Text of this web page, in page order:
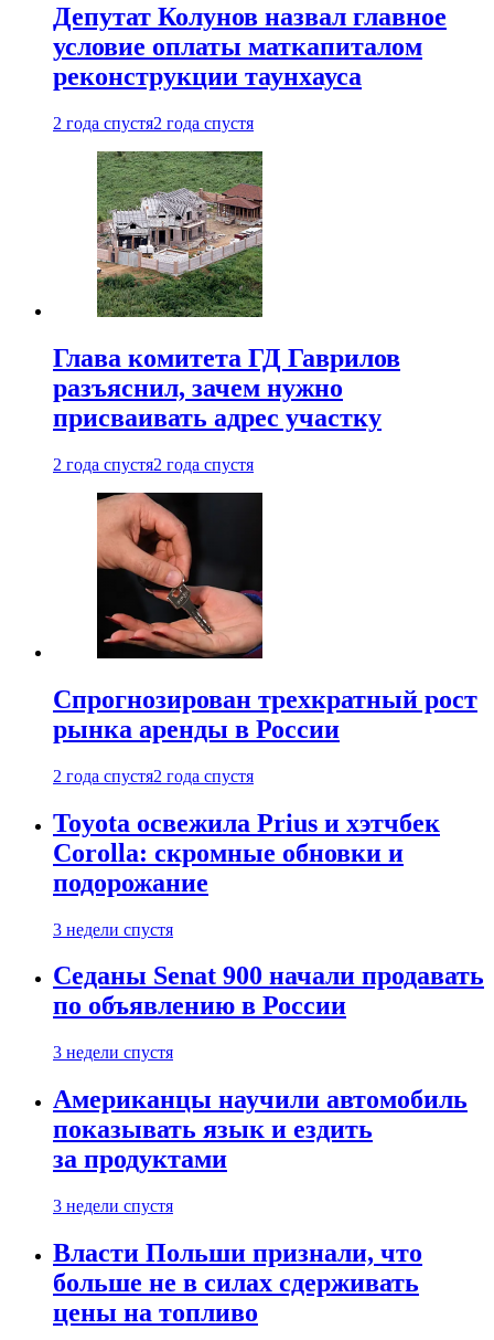
Депутат Колунов назвал главное
условие оплаты маткапиталом
реконструкции таунхауса
2 года спустя2 года спустя
Глава комитета ГД Гаврилов
разъяснил, зачем нужно
присваивать адрес участку
2 года спустя2 года спустя
Спрогнозирован трехкратный рост
рынка аренды в России
2 года спустя2 года спустя
Toyota освежила Prius и хэтчбек
Corolla: скромные обновки и
подорожание
3 недели спустя
Седаны Senat 900 начали продавать
по объявлению в России
3 недели спустя
Американцы научили автомобиль
показывать язык и ездить
за продуктами
3 недели спустя
Власти Польши признали, что
больше не в силах сдерживать
цены на топливо